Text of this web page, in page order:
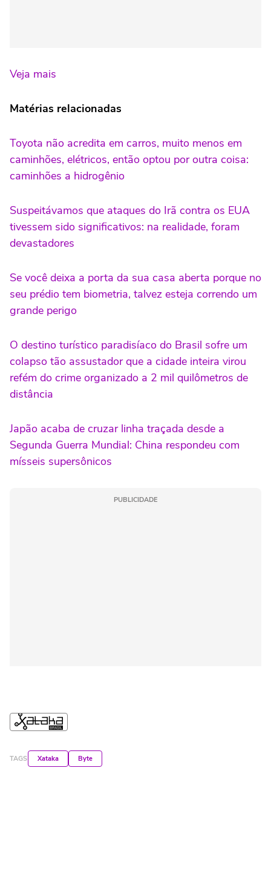
Veja mais
Matérias relacionadas
Toyota não acredita em carros, muito menos em
caminhões, elétricos, então optou por outra coisa:
caminhões a hidrogênio
Suspeitávamos que ataques do Irã contra os EUA
tivessem sido significativos: na realidade, foram
devastadores
Se você deixa a porta da sua casa aberta porque no
seu prédio tem biometria, talvez esteja correndo um
grande perigo
O destino turístico paradisíaco do Brasil sofre um
colapso tão assustador que a cidade inteira virou
refém do crime organizado a 2 mil quilômetros de
distância
Japão acaba de cruzar linha traçada desde a
Segunda Guerra Mundial: China respondeu com
mísseis supersônicos
PUBLICIDADE
TAGS Xataka Byte